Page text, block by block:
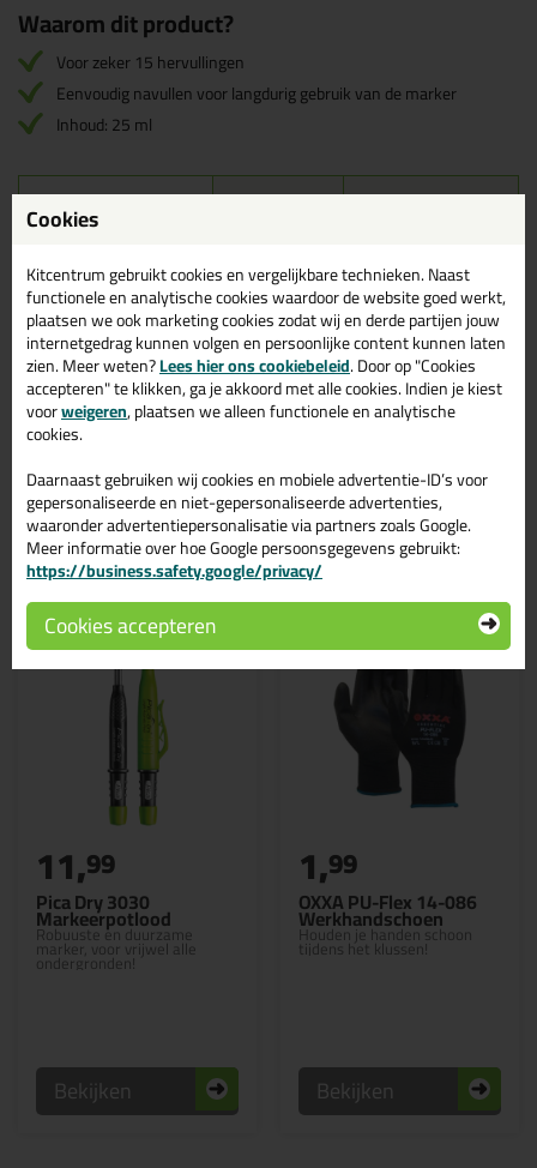
Waarom dit product?
Voor zeker 15 hervullingen
Eenvoudig navullen voor langdurig gebruik van de marker
Inhoud: 25 ml
Omschrijving Video Reviews (0)
Pica Ink navulset in Rood -
55840
Bestel de Pica Ink navulset in Rood - 55840 vandaag nog!
Vandaag besteld = morgen in huis.
Wil je meer weten over de toepassing en kenmerken van dit
product?Lees alles over dit product >
Gerelateerde producten
Pica Dry 3030
Markeerpotlood
Robuuste en duurzame
marker, voor vrijwel alle
ondergronden!
11,99
Bekijken
OXXA PU-Flex 14-086
Werkhandschoen
Houden je handen schoon
tijdens het klussen!
1,99
Bekijken
Cookies
Kitcentrum gebruikt cookies en vergelijkbare technieken. Naast
functionele en analytische cookies waardoor de website goed werkt,
plaatsen we ook marketing cookies zodat wij en derde partijen jouw
internetgedrag kunnen volgen en persoonlijke content kunnen laten
zien. Meer weten?Lees hier ons cookiebeleid. Door op "Cookies
accepteren" te klikken, ga je akkoord met alle cookies. Indien je kiest
voorweigeren, plaatsen we alleen functionele en analytische
cookies.
Daarnaast gebruiken wij cookies en mobiele advertentie-ID’s voor
gepersonaliseerde en niet-gepersonaliseerde advertenties,
waaronder advertentiepersonalisatie via partners zoals Google.
Meer informatie over hoe Google persoonsgegevens gebruikt:
https://business.safety.google/privacy/
Cookies accepteren